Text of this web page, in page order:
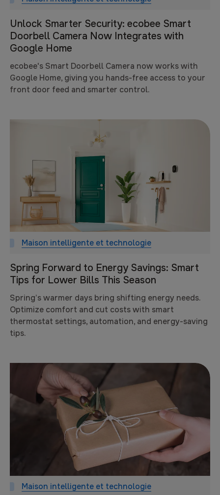
Unlock Smarter Security: ecobee Smart
Doorbell Camera Now Integrates with
Google Home
ecobee's Smart Doorbell Camera now works with
Google Home, giving you hands-free access to your
front door feed and smarter control.
Maison intelligente et technologie
Spring Forward to Energy Savings: Smart
Tips for Lower Bills This Season
Spring’s warmer days bring shifting energy needs.
Optimize comfort and cut costs with smart
thermostat settings, automation, and energy-saving
tips.
Maison intelligente et technologie